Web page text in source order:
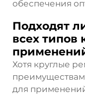
обеспечения
Подходят
всех типов
Хотя круглые
для